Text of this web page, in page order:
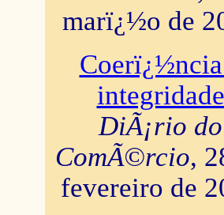
marï¿½o de
integridade
DiÃ¡rio do
ComÃ©rcio,
fevereiro de